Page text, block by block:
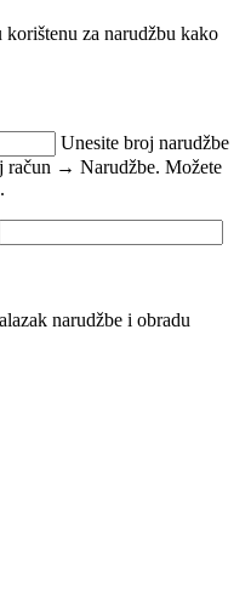
za narudžbu kako
Unesite broj narudžbe
račun → Narudžbe. Možete
narudžbe i obradu